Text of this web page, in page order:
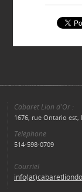
Cabaret Lion d'Or :
1676, rue Ontario est,
Téléphone
514-598-0709
Courriel